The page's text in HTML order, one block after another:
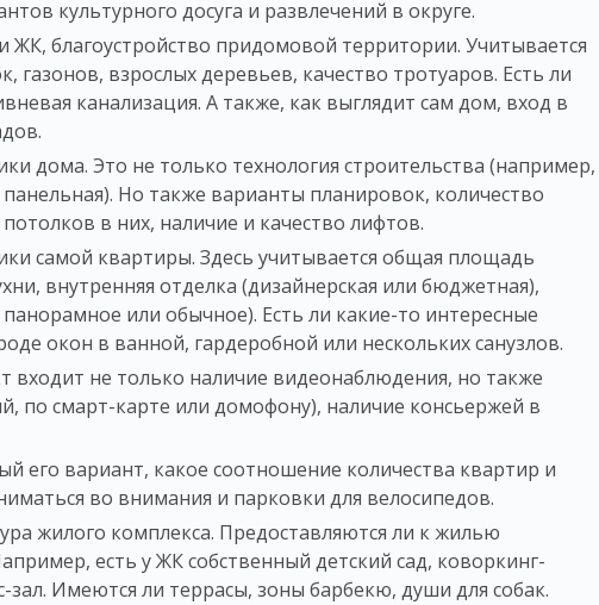
культурного досуга и развлечений в округе.
благоустройство придомовой территории. Учитывается
газонов, взрослых деревьев, качество тротуаров. Есть ли
канализация. А также, как выглядит сам дом, вход в
дома. Это не только технология строительства (например,
Но также варианты планировок, количество
в них, наличие и качество лифтов.
самой квартиры. Здесь учитывается общая площадь
внутренняя отделка (дизайнерская или бюджетная),
или обычное). Есть ли какие-то интересные
окон в ванной, гардеробной или нескольких санузлов.
входит не только наличие видеонаблюдения, но также
по смарт-карте или домофону), наличие консьержей в
его вариант, какое соотношение количества квартир и
во внимания и парковки для велосипедов.
жилого комплекса. Предоставляются ли кжилью
есть у ЖК собственный детский сад, коворкинг-
зал. Имеются ли террасы, зоны барбекю, души для собак.